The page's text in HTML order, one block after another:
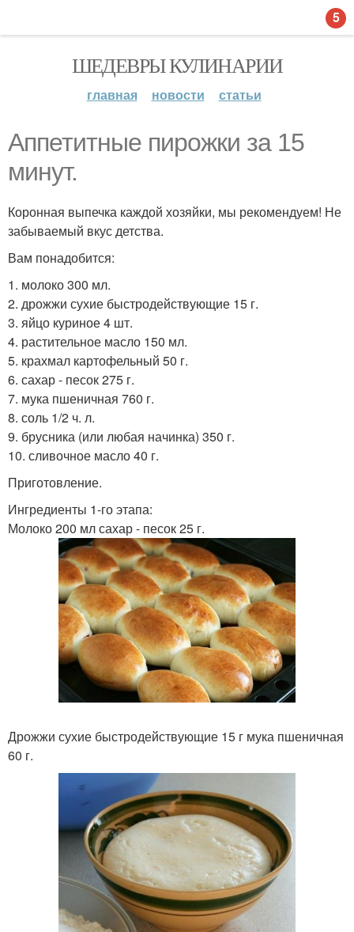
ШЕДЕВРЫ КУЛИНАРИИ
главная новости статьи
Аппетитные пирожки за 15
минут.
Коронная выпечка каждой хозяйки, мы рекомендуем! Не
забываемый вкус детства.
Вам понадобится:
1. молоко 300 мл.
2. дрожжи сухие быстродействующие 15 г.
3. яйцо куриное 4 шт.
4. растительное масло 150 мл.
5. крахмал картофельный 50 г.
6. сахар - песок 275 г.
7. мука пшеничная 760 г.
8. соль 1/2 ч. л.
9. брусника (или любая начинка) 350 г.
10. сливочное масло 40 г.
Приготовление.
Ингредиенты 1-го этапа:
Молоко 200 мл сахар - песок 25 г.
Дрожжи сухие быстродействующие 15 г мука пшеничная
60 г.
5